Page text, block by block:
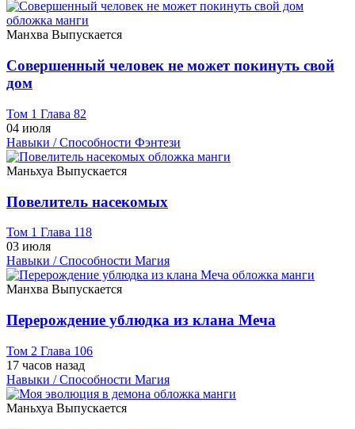
Манхва Выпускается
Совершенный человек не может покинуть свой
дом
Том 1 Глава 82
04 июля
Навыки / Способности Фэнтези
Маньхуа Выпускается
Повелитель насекомых
Том 1 Глава 118
03 июля
Навыки / Способности Магия
Манхва Выпускается
Перерождение ублюдка из клана Меча
Том 2 Глава 106
17 часов назад
Навыки / Способности Магия
Маньхуа Выпускается